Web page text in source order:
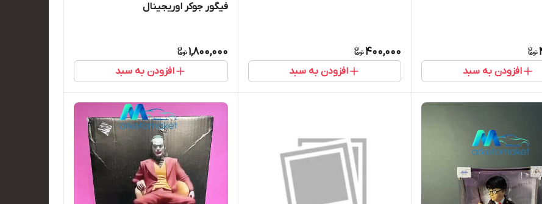
افزودن به سبد
400,000
افزودن به سبد
فیگور جوکر اوریجینال
1,800,000
افزودن به سبد